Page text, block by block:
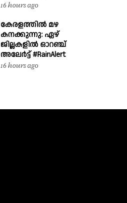
16 hours ago
കേരളത്തിൽ മഴ
കനക്കുന്നു: ഏഴ്
ജില്ലകളിൽ ഓറഞ്ച്
അലേർട്ട് #RainAlert
16 hours ago